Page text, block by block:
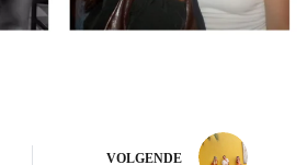
VOLGENDE